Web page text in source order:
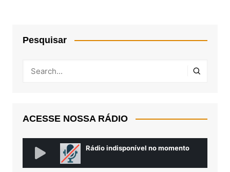
Pesquisar
ACESSE NOSSA RÁDIO